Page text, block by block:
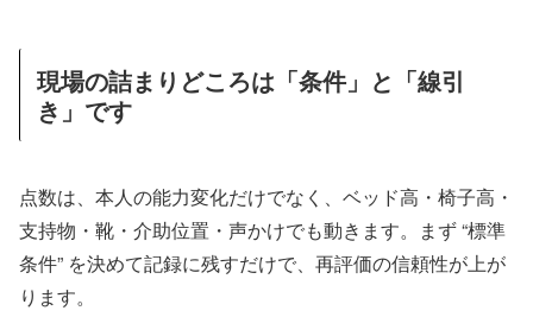
現場の詰まりどころは「条件」と「線引
き」です
点数は、本人の能力変化だけでなく、ベッド高・椅子高・
支持物・靴・介助位置・声かけでも動きます。まず “標準
条件” を決めて記録に残すだけで、再評価の信頼性が上が
ります。